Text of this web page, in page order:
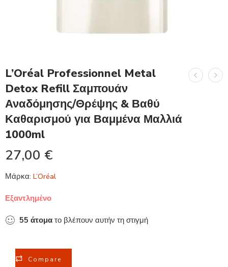
L’Oréal Professionnel Metal
Detox Refill Σαμπουάν
Αναδόμησης/Θρέψης & Βαθύ
Καθαρισμού για Βαμμένα Μαλλιά
1000ml
27,00 €
Μάρκα: L’Oréal
Εξαντλημένο
55 άτομα το βλέπουν αυτήν τη στιγμή
Compare